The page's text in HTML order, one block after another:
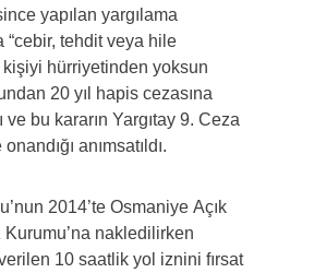
yapılan yargılama
“cebir, tehdit veya hile
hürriyetinden yoksun
20 yıl hapis cezasına
ve bu kararın Yargıtay 9. Ceza
anımsatıldı.
2014’te Osmaniye Açık
nakledilirken
10 saatlik yol iznini fırsat